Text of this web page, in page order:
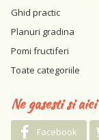
Ghid practic
Planuri gradina
Pomi fructiferi
Toate categoriile
Ne gasesti si aici
Facebook